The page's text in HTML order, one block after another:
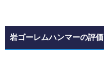
岩ゴーレムハンマーの評価